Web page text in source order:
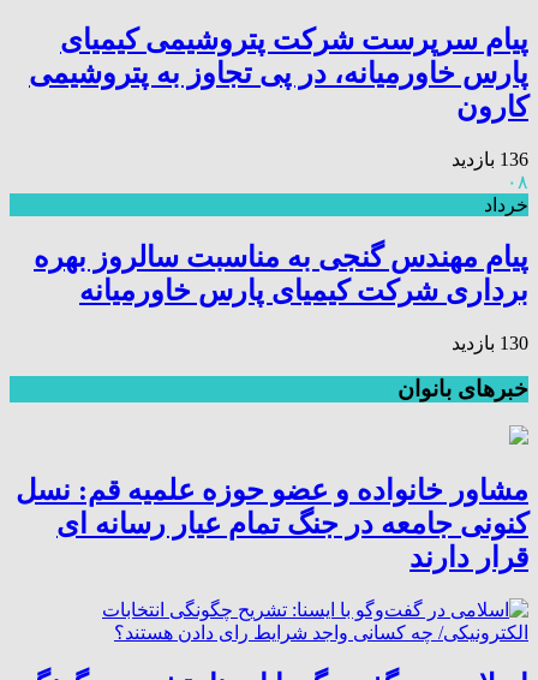
پیام سرپرست شرکت پتروشیمی کیمیای
پارس خاورمیانه، در پی تجاوز به پتروشیمی
کارون
136 بازدید
۰۸
خرداد
پیام مهندس گنجی به مناسبت سالروز بهره
برداری شرکت کیمیای پارس خاورمیانه
130 بازدید
خبرهای بانوان
مشاور خانواده و عضو حوزه علمیه قم: نسل
کنونی جامعه در جنگ تمام عیار رسانه ای
قرار دارند